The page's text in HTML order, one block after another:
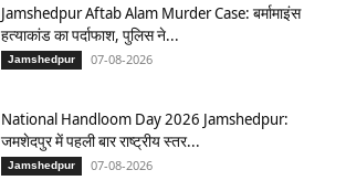
Jamshedpur Aftab Alam Murder Case: बर्मामाइंस
हत्याकांड का पर्दाफाश, पुलिस ने...
Jamshedpur 07-08-2026
National Handloom Day 2026 Jamshedpur:
जमशेदपुर में पहली बार राष्ट्रीय स्तर...
Jamshedpur 07-08-2026